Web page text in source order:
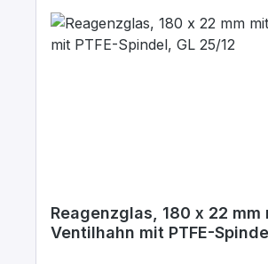
Reagenzglas, 180 x 22 mm
Ventilhahn mit PTFE-